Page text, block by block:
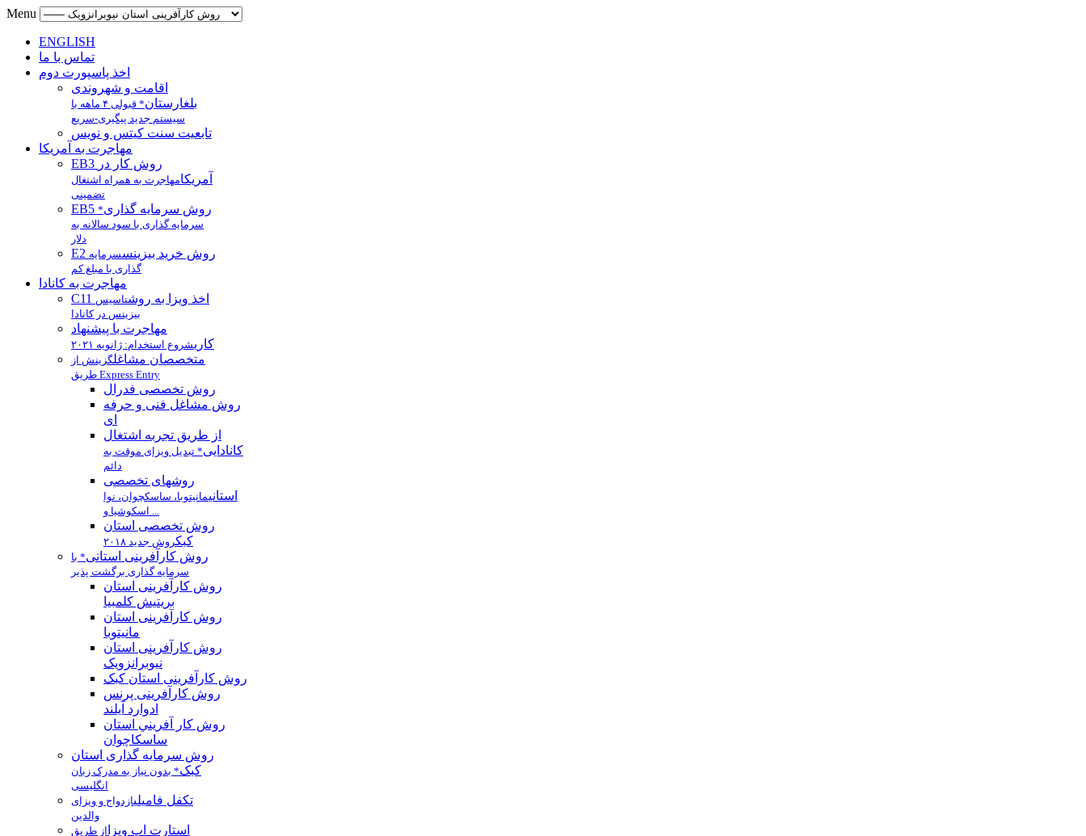
Menu
ENGLISH
تماس با ما
اخذ پاسپورت دوم
اقامت و شهروندی
بلغارستان
* قبولی ۴ ماهه با
سیستم جدید پیگیری-سریع
تابعیت سنت کیتس و نویس
مهاجرت به آمریکا
EB3 روش کار در
آمریکامهاجرت به همراه اشتغال
تضمینی
EB5 روش سرمایه گذاری*
سرمایه گذاری با سود سالانه به
دلار
E2 روش خرید بیزینسسرمایه
گذاری با مبلغ کم
مهاجرت به کانادا
C11 اخذ ویزا به روشتاسیس
بیزینس در کانادا
مهاجرت با پیشنهاد
کاریشروع استخدام: ژانویه ۲۰۲۱
متخصصان مشاغلگزینش از
طریق Express Entry
روش تخصصی فدرال
روش مشاغل فنی و حرفه
ای
از طریق تجربه اشتغال
کانادایی* تبدیل ویزای موقت به
دائم
روشهای تخصصی
استانیمانیتوبا، ساسکچوان، نوا
اسکوشیا و ...
روش تخصصی استان
كبكروش جدید ۲۰۱۸
روش کارآفرینی استانی* با
سرمایه گذاری برگشت پذیر
روش كارآفرينی استان
بريتيش كلمبيا
روش کارآفرینی استان
مانيتوبا
روش کارآفرینی استان
نیوبرانزویک
روش کارآفرینی استان کبک
روش کارآفرینی پرنس
ادوارد آیلند
روش كار آفريني استان
ساسکاچوان
روش سرمایه گذاری استان
کبک* بدون نیاز به مدرک زبان
انگلیسی
تکفل فامیلیازدواج و ویزای
والدین
استارت اپ ویزا
از طریق